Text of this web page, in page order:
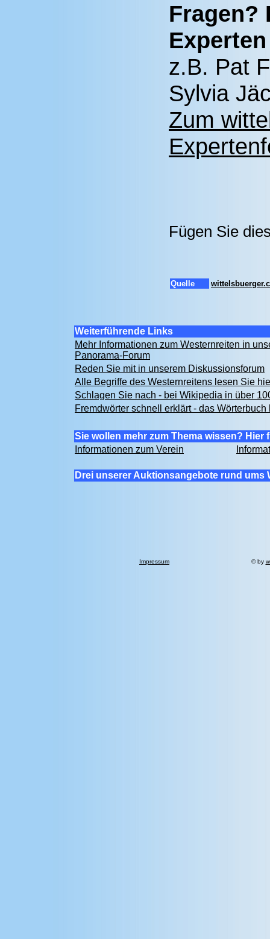
Fragen?
z.B. Pat
Sylvia
Zum
Fügen Sie
Quelle
Weiterführende Links
Mehr Informationen zum Westernreiten in
Panorama-Forum
Reden Sie mit in unserem Diskussionsforum
Alle Begriffe des Westernreitens lesen Sie
Schlagen Sie nach - bei Wikipedia in über
Fremdwörter schnell erklärt - das Wörterbuch
Sie wollen mehr zum Thema wissen? Hier
Informationen zum Verein
Drei unserer Auktionsangebote rund ums
Impressum © by